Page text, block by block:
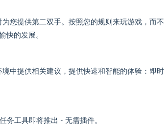
您提供第二双手。按照您的规则来玩游戏，而不
快的发展。
中提供相关建议，提供快速和智能的体验：即时
务工具即将推出 - 无需插件。